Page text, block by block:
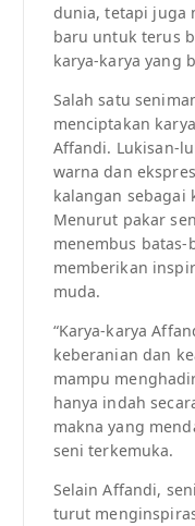
dunia, tetapi juga
baru untuk terus
karya-karya yang
Salah satu
menciptakan
Affandi. Lukisan-
warna dan
kalangan sebagai
Menurut pakar
menembus
memberikan
muda.
“Karya-karya
keberanian dan
mampu
hanya indah
makna yang
seni terkemuka.
Selain Affandi,
turut